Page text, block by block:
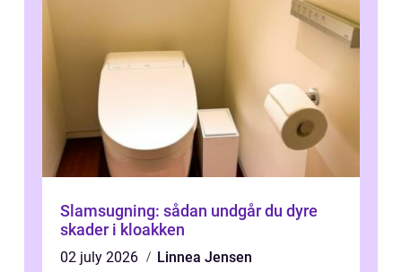
Slamsugning: sådan undgår du dyre
skader i kloakken
02 july 2026
Linnea Jensen